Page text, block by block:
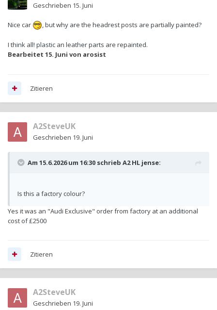
Geschrieben 15. Juni
Nice car , but why are the headrest posts are partially painted?
I think all! plastic an leather parts are repainted.
Bearbeitet 15. Juni von arosist
Zitieren
A2SteveUK
Geschrieben 19. Juni
Am 15.6.2026 um 16:30 schrieb A2 HL jense:
Is this a factory colour?
Yes it was an "Audi Exclusive" order from factory at an additional
cost of £2500
Zitieren
A2SteveUK
Geschrieben 19. Juni